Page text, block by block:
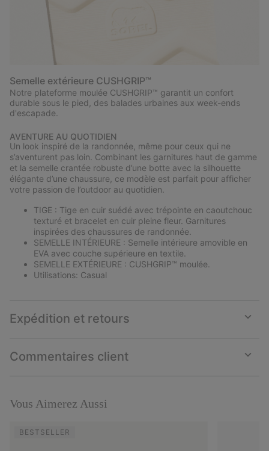
Semelle extérieure CUSHGRIP™
Notre plateforme moulée CUSHGRIP™ garantit un confort
durable sous le pied, des balades urbaines aux week-ends
d'escapade.
AVENTURE AU QUOTIDIEN
Un look inspiré de la randonnée, même pour ceux qui ne
s’aventurent pas loin. Combinant les garnitures haut de gamme
et la semelle crantée robuste d’une botte avec la silhouette
élégante d’une chaussure, ce modèle est parfait pour afficher
votre passion de l’outdoor au quotidien.
TIGE : Tige en cuir suédé avec trépointe en caoutchouc
texturé et bracelet en cuir pleine fleur. Garnitures
inspirées des chaussures de randonnée.
SEMELLE INTÉRIEURE : Semelle intérieure amovible en
EVA avec couche supérieure en textile.
SEMELLE EXTÉRIEURE : CUSHGRIP™ moulée.
Utilisations: Casual
Expédition et retours
or
Commentaires client
or
Vous Aimerez Aussi
BESTSELLER